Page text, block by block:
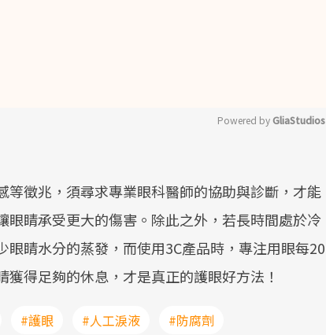
Powered by GliaStudios
徵兆，須尋求專業眼科醫師的協助與診斷，才能
睛承受更大的傷害。除此之外，若長時間處於冷
睛水分的蒸發，而使用3C產品時，專注用眼每20
得足夠的休息，才是真正的護眼好方法！
#護眼 #人工淚液 #防腐劑